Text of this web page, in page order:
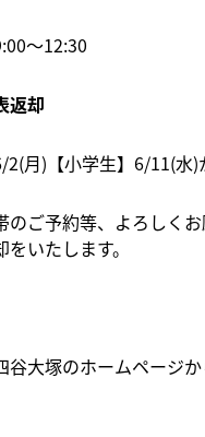
～12:30
返却
2(月)【小学生】6/11(水)
のご予約等、よろしく
いたします。
谷大塚のホームページ